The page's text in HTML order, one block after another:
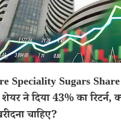
Speciality Sugars
ने दिया 43% का रिटर्न,
चाहिए?